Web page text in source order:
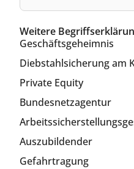
Weitere
Geschäftsgeheimnis
Diebstahlsicherung am
Private Equity
Bundesnetzagentur
Auszubildender
Gefahrtragung